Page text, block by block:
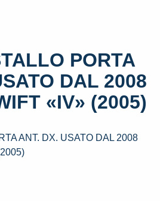
PORTA
DAL 2008
«IV» (2005)
ANT. DX. USATO DAL 2008